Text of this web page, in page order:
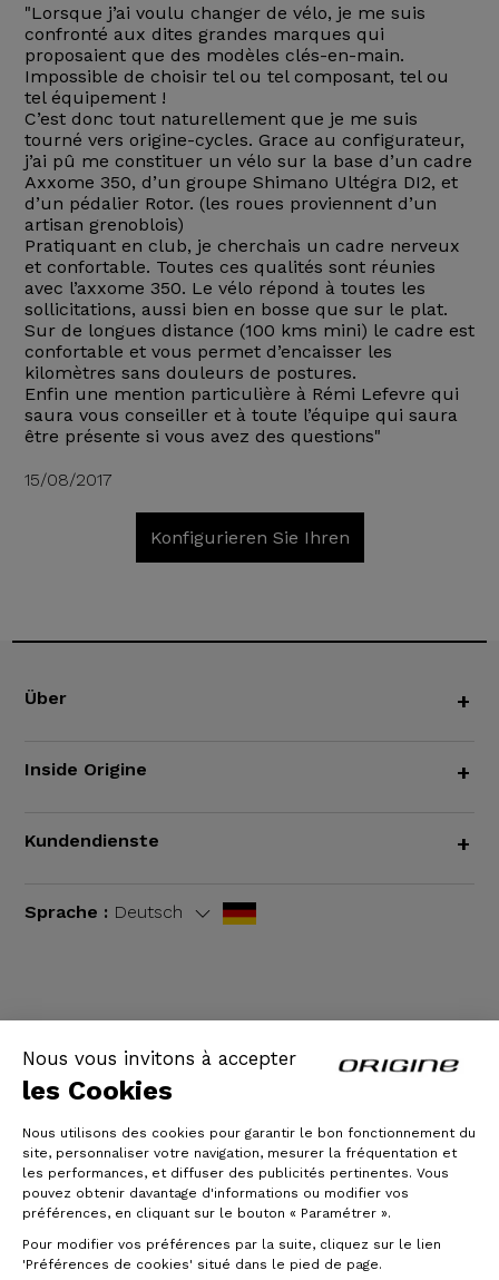
Nous vous invitons à accepter
les Cookies
Nous utilisons des cookies pour garantir le bon fonctionnement du
site, personnaliser votre navigation, mesurer la fréquentation et
les performances, et diffuser des publicités pertinentes. Vous
pouvez obtenir davantage d'informations ou modifier vos
préférences, en cliquant sur le bouton « Paramétrer ».
Pour modifier vos préférences par la suite, cliquez sur le lien
'Préférences de cookies' situé dans le pied de page.
"Lorsque j’ai voulu changer de vélo, je me suis
confronté aux dites grandes marques qui
proposaient que des modèles clés-en-main.
Impossible de choisir tel ou tel composant, tel ou
tel équipement !
C’est donc tout naturellement que je me suis
tourné vers origine-cycles. Grace au configurateur,
j’ai pû me constituer un vélo sur la base d’un cadre
Axxome 350, d’un groupe Shimano Ultégra DI2, et
d’un pédalier Rotor. (les roues proviennent d’un
artisan grenoblois)
Pratiquant en club, je cherchais un cadre nerveux
et confortable. Toutes ces qualités sont réunies
avec l’axxome 350. Le vélo répond à toutes les
sollicitations, aussi bien en bosse que sur le plat.
Sur de longues distance (100 kms mini) le cadre est
confortable et vous permet d’encaisser les
kilomètres sans douleurs de postures.
Enfin une mention particulière à Rémi Lefevre qui
saura vous conseiller et à toute l’équipe qui saura
être présente si vous avez des questions"
15/08/2017
Konfigurieren Sie Ihren
Über +
Inside Origine +
Kundendienste +
Sprache : Deutsch
© Origine Cycles